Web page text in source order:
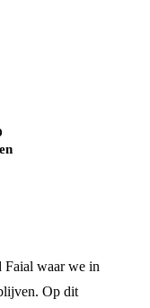
Faial waar we in
Op dit